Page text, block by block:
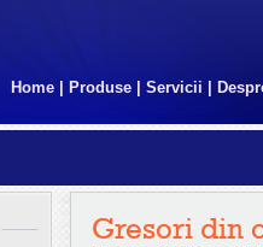
Home Produse Servicii
Gresori din